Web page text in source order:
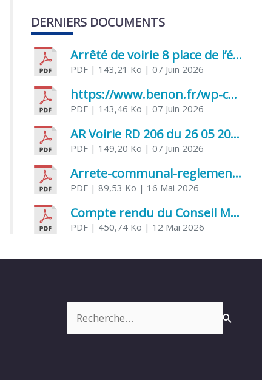
DERNIERS DOCUMENTS
Arrêté de voirie 8 place de l’église 17170 Benon
PDF | 143,21 Ko | 07 Juin 2026
https://www.benon.fr/wp-content/uploads/2026/06/AR-Voirie-Chemin-de-Lafond-du-26-05-2026.pdf
PDF | 143,46 Ko | 07 Juin 2026
AR Voirie RD 206 du 26 05 2026
PDF | 149,20 Ko | 07 Juin 2026
Arrete-communal-reglemenatnt-des-bruits-de-voisinage-et-des-activites-bruyantes
PDF | 89,53 Ko | 16 Mai 2026
Compte rendu du Conseil Municipal du 06 mai 2026
PDF | 450,74 Ko | 12 Mai 2026